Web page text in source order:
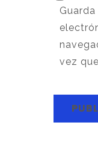
vez